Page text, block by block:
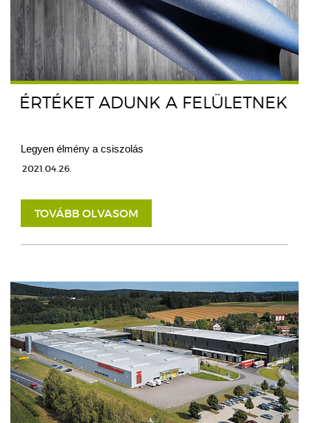
ÉRTÉKET ADUNK A FELÜLETNEK
Legyen élmény a csiszolás
2021.04.26.
TOVÁBB OLVASOM